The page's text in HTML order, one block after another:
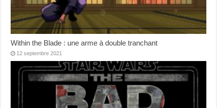
Within the Blade : une arme à double tranchant
12 septembre 2021